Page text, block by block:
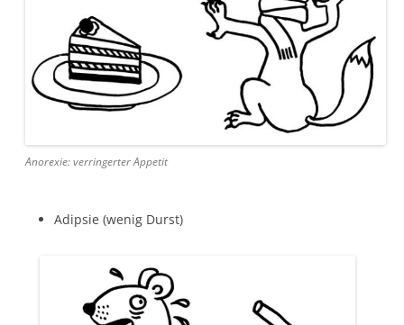
Anorexie: verringerter Appetit
Adipsie (wenig Durst)